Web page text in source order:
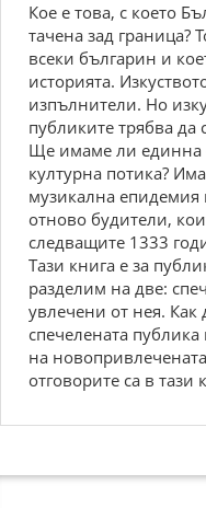
Кое е това, с което
тачена зад граница?
всеки българин и
историята.
изпълнители. Но
публиките трябва да
Ще имаме ли единна
културна потика?
музикална епидемия
отново будители,
следващите 1333
Тази книга е за
разделим на две:
увлечени от нея.
спечелената
на
отговорите са в тази